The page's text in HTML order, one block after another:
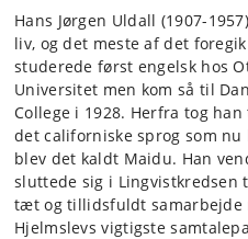
Hans Jørgen Uldall (1907-
liv, og det meste af det
studerede først engelsk hos
Universitet men kom så til
College i 1928. Herfra tog
det californiske sprog som nu
blev det kaldt Maidu. Han
sluttede sig i Lingvistkredsen
tæt og tillidsfuldt samarbejde
Hjelmslevs vigtigste